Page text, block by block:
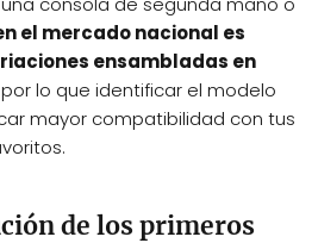
el mercado nacional es
ensambladas en
lo que identificar el modelo
mayor compatibilidad con tus
de los primeros